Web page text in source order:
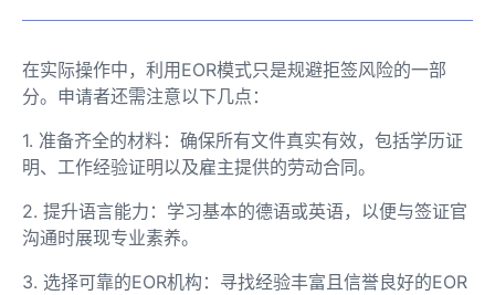
在实际操作中，利用EOR模式只是规避拒签风险的一部
分。申请者还需注意以下几点：
1. 准备齐全的材料：确保所有文件真实有效，包括学历证
明、工作经验证明以及雇主提供的劳动合同。
2. 提升语言能力：学习基本的德语或英语，以便与签证官
沟通时展现专业素养。
3. 选择可靠的EOR机构：寻找经验丰富且信誉良好的EOR